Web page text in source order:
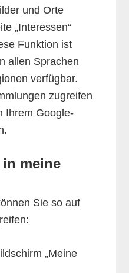
und Orte
„Interessen“
Funktion ist
allen Sprachen
verfügbar.
zugreifen
Ihrem Google-
meine
Sie so auf
„Meine